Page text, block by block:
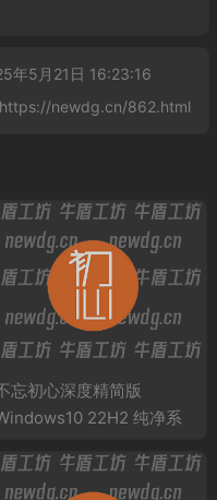
年5月21日 16:23:16
https://newdg.cn/862.html
忘初心深度精简版
22H2 纯净系
无更新